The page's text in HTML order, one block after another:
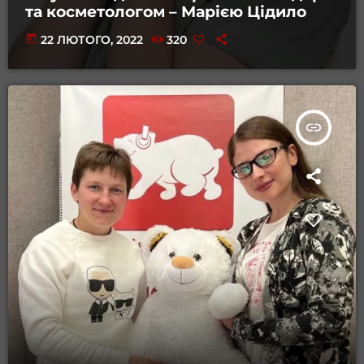
та косметологом – Марією Цідило
today 22 ЛЮТОГО, 2022 320
insert_link